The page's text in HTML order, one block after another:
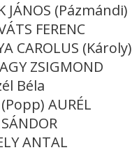
JÁNOS (Pázmándi)
FERENC
CAROLUS (Károly)
ZSIGMOND
Béla
AURÉL
ANTAL